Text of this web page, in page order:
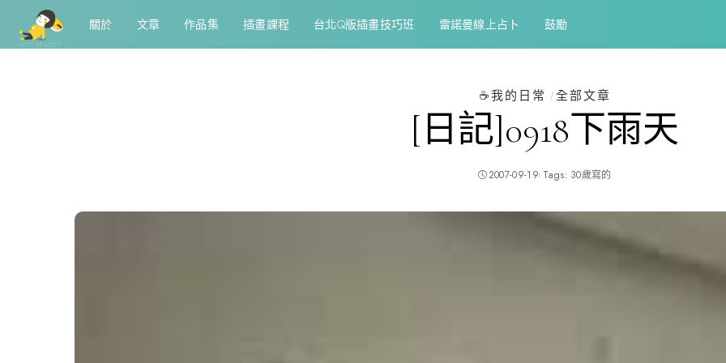
關於 文章 作品集 插畫課程 台北Q版插畫技巧班 雷諾曼線上占卜 鼓勵
☕️我的日常 全部文章
[日記]0918下雨天
2007-09-19 Tags: 30歲寫的